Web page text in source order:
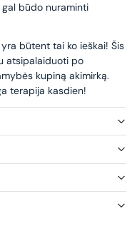
gal būdo nuraminti
būtent tai ko ieškai! Šis
atsipalaiduoti po
kupiną akimirką.
terapija kasdien!